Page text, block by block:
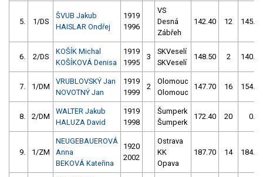
5. 1/DS
ŠVUB Jakub
HAISLAR Ondřej
1919
1996
VS
Desná
Zábřeh
142.40 12 145.10
6. 2/DS
KOŠÍK Michal
KOŠÍKOVÁ Denisa
1919
1995
3
SKVeselí
SKVeselí
148.50 2 140.10
7. 1/DM
VRUBLOVSKÝ Jan
NOVOTNÝ Jan
1919
1999
2
Olomouc
Olomouc
147.70 16 154.70
8. 2/DM
WALTER Jakub
HALUZA David
1919
1998
Šumperk
Šumperk
172.40 20 0.00
9. 1/ZM
NEUGEBAUEROVÁ
Anna
BEKOVÁ Kateřina
1920
2002
Ostrava
KK
Opava
187.70 14 184.40